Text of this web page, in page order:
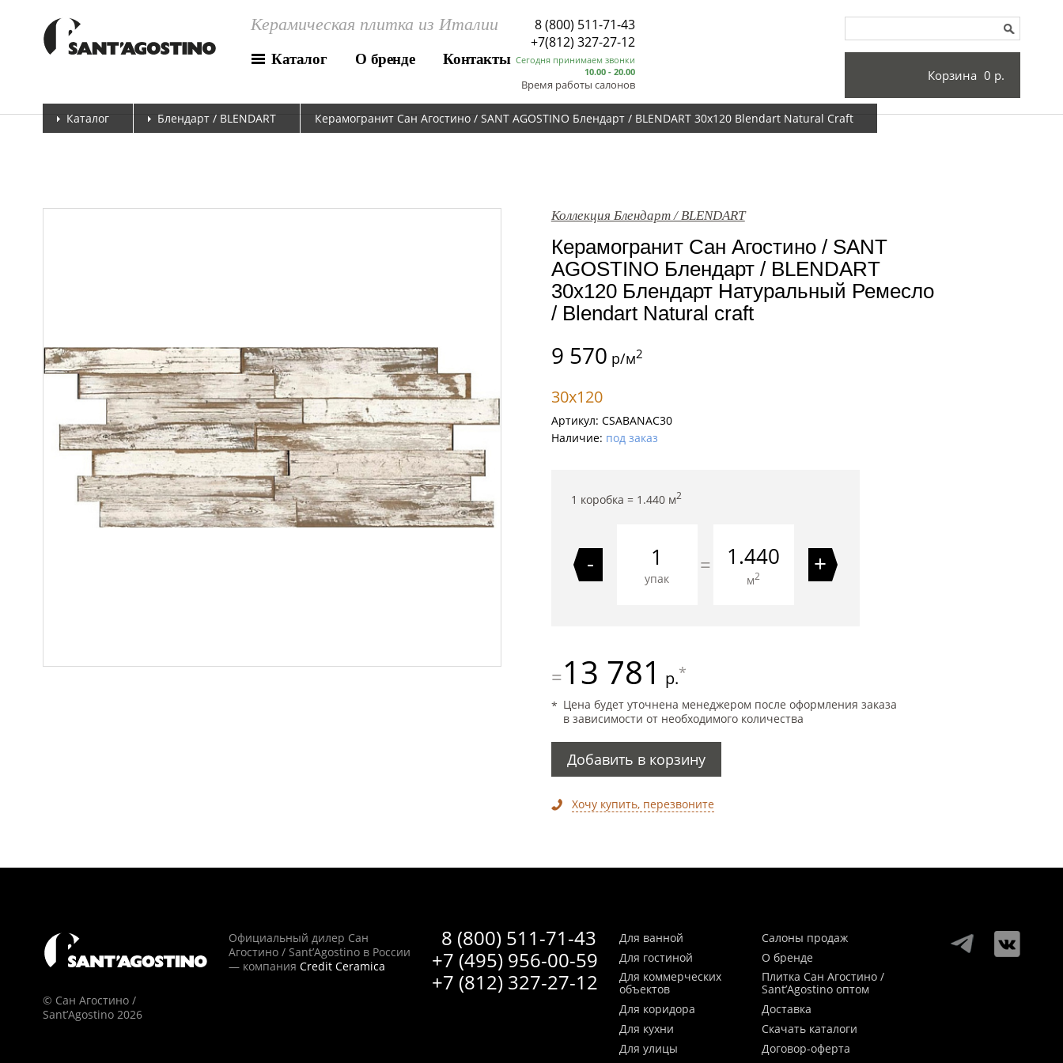
Керамическая плитка из Италии
Каталог О бренде Контакты
8 (800) 511-71-43
Сегодня принимаем звонки
10.00 - 20.00
Время работы салонов
+7(812) 327-27-12
Корзина 0 р.
Каталог Блендарт / BLENDART Керамогранит Сан Агостино / SANT AGOSTINO Блендарт / BLENDART 30x120 Blendart Natural Craft
Коллекция Блендарт / BLENDART
Керамогранит Сан Агостино / SANT
AGOSTINO Блендарт / BLENDART
30x120 Блендарт Натуральный Ремесло
/ Blendart Natural craft
9 570 р/м2
30x120
Артикул: CSABANAC30
Наличие: под заказ
1 коробка = 1.440м2
-
упак
= 1.440
м2 +
=13 781 р.*
Цена будет уточнена менеджером после оформления заказа
в зависимости от необходимого количества
Добавить в корзину
Хочу купить, перезвоните
© Сан Агостино /
Sant’Agostino 2026
8 (800) 511-71-43
+7 (495) 956-00-59
+7 (812) 327-27-12
Официальный дилер Сан
Агостино / Sant’Agostino в России
— компания Credit Ceramica
Для ванной
Для гостиной
Для коммерческих
объектов
Для коридора
Для кухни
Для улицы
Салоны продаж
О бренде
Плитка Сан Агостино /
Sant’Agostino оптом
Доставка
Скачать каталоги
Договор-оферта